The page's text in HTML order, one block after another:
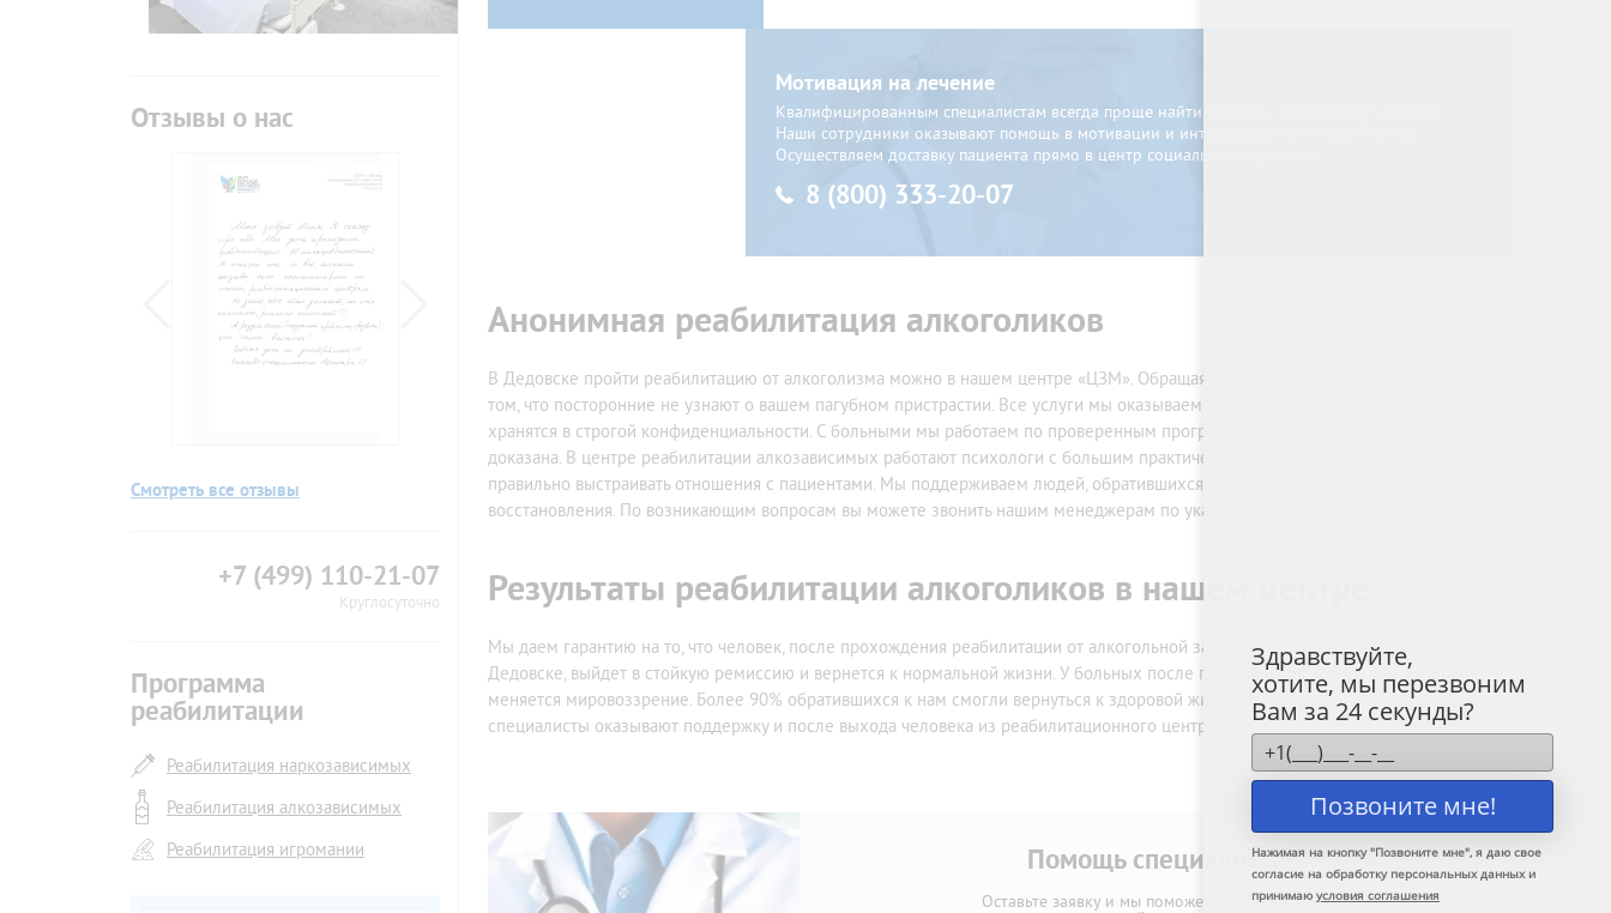
Мотивация на лечение
Квалифицированным специалистам всегда проще найти подход к зависимому человеку.
Наши сотрудники оказывают помощь в мотивации и интервенции КРУГЛОСУТОЧНО.
Осуществляем доставку пациента прямо в центр социальной адаптации.
8 (800) 333-20-07
Анонимная реабилитация алкоголиков
В Дедовске пройти реабилитацию от алкоголизма можно в нашем центре «ЦЗМ». Обращаясь к нам, вы можете быть уверены в
том, что посторонние не узнают о вашем пагубном пристрастии. Все услуги мы оказываем анонимно. Данные пациентов
хранятся в строгой конфиденциальности. С больными мы работаем по проверенным программа, эффективность которых
доказана. В центре реабилитации алкозависимых работают психологи с большим практическим опытом работы. Они знают, как
правильно выстраивать отношения с пациентами. Мы поддерживаем людей, обратившихся к нам, на всех этапах прохождения
восстановления. По возникающим вопросам вы можете звонить нашим менеджерам по указанным на сайте телефонам.
Результаты реабилитации алкоголиков в нашем центре
Мы даем гарантию на то, что человек, после прохождения реабилитации от алкогольной зависимости в нашем центре «ЦЗМ» в
Дедовске, выйдет в стойкую ремиссию и вернется к нормальной жизни. У больных после прохождения этого этапа лечения
меняется мировоззрение. Более 90% обратившихся к нам смогли вернуться к здоровой жизни, свободной от алкоголя. Наши
специалисты оказывают поддержку и после выхода человека из реабилитационного центра.
Помощь специалиста
Оставьте заявку и мы поможем составить план
Отзывы о нас
Смотреть все отзывы
+7 (499) 110-21-07
Круглосуточно
Программа
реабилитации
Реабилитация наркозависимых
Реабилитация алкозависимых
Реабилитация игромании
Здравствуйте,
хотите, мы перезвоним
Вам за 24 секунды?
Позвоните мне!
Нажимая на кнопку "Позвоните мне", я даю свое
согласие на обработку персональных данных и
принимаю условия соглашения